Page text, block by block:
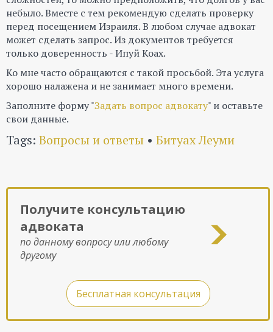
небыло. Вместе с тем рекомендую сделать проверку
перед посещением Израиля. В любом случае адвокат
может сделать запрос. Из документов требуется
только доверенность - Ипуй Коах.
Ко мне часто обращаются с такой просьбой. Эта услуга
хорошо налажена и не занимает много времени.
Заполните форму "Задать вопрос адвокату" и оставьте
свои данные.
Tags: Вопросы и ответы • Битуах Леуми
Получите консультацию
адвоката
по данному вопросу или любому
другому
Бесплатная консультация